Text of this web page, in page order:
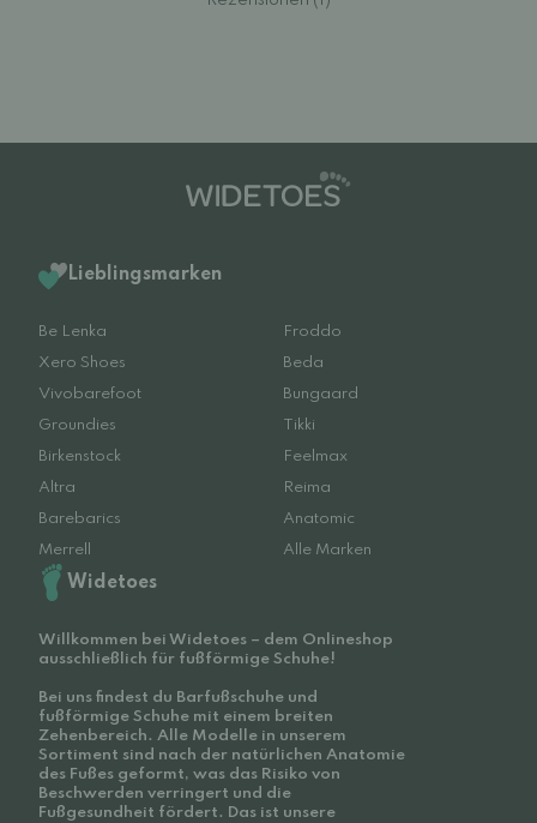
Lieblingsmarken
Be Lenka
Froddo
Xero Shoes
Beda
Vivobarefoot
Bungaard
Groundies
Tikki
Birkenstock
Feelmax
Altra
Reima
Barebarics
Anatomic
Merrell
Alle Marken
Widetoes
Willkommen bei Widetoes – dem Onlineshop
ausschließlich für fußförmige Schuhe!
Bei uns findest du Barfußschuhe und
fußförmige Schuhe mit einem breiten
Zehenbereich. Alle Modelle in unserem
Sortiment sind nach der natürlichen Anatomie
des Fußes geformt, was das Risiko von
Beschwerden verringert und die
Fußgesundheit fördert. Das ist unsere